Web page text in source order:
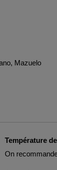
Mazuelo
Température
On